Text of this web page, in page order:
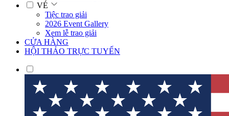
VÉ
Tiệc trao giải
2026 Event Gallery
Xem lễ trao giải
CỬA HÀNG
HỘI THẢO TRỰC TUYẾN